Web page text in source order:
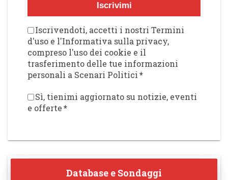
Iscrivimi
Iscrivendoti, accetti i nostri Termini
d'uso e l'Informativa sulla privacy,
compreso l'uso dei cookie e il
trasferimento delle tue informazioni
personali a Scenari Politici*
Sì, tienimi aggiornato su notizie, eventi
e offerte*
Database e Sondaggi